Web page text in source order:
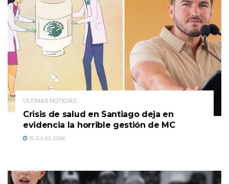
ÚLTIMAS NOTICIAS
Crisis de salud en Santiago deja en
evidencia la horrible gestión de MC
15 JULIO, 2026